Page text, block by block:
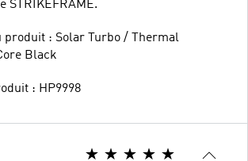
STRIKEFRAME.
produit : Solar Turbo / Thermal
Black
: HP9998